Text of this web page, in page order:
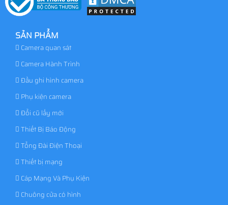
SẢN PHẨM
Camera quan sát
Camera Hành Trình
Đầu ghi hình camera
Phụ kiện camera
Đổi cũ lấy mới
Thiết Bị Báo Động
Tổng Đài Điện Thoại
Thiết bị mạng
Cáp Mạng Và Phụ Kiện
Chuông cửa có hình